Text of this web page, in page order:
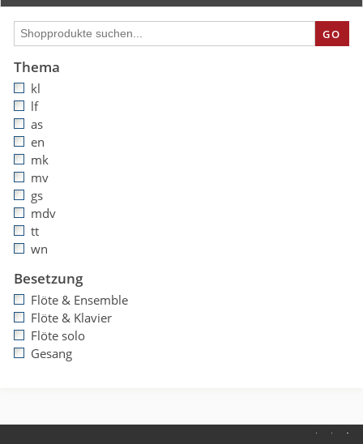
GO
Thema
kl
lf
as
en
mk
mv
gs
mdv
tt
wn
Besetzung
Flöte & Ensemble
Flöte & Klavier
Flöte solo
Gesang